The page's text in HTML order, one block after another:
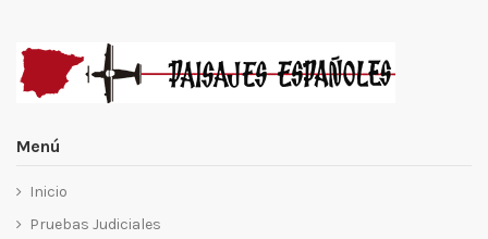
Menú
Inicio
Pruebas Judiciales